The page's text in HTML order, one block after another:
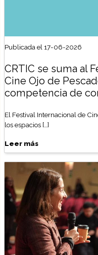
Publicada el 17-06-2026
CRTIC se suma al
Cine Ojo de
competencia de
El Festival Internacional de
los espacios […]
Leer más